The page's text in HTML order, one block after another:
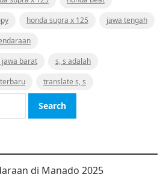
honda supra x 125
jawa tengah
barat
s, s adalah
translate s, s
di Manado 2025